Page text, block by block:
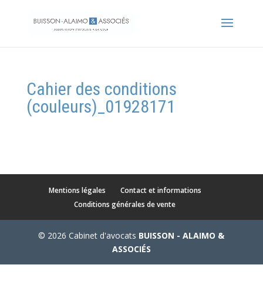
Cahier des conditions
(couleurs)_01928171
Mentions légales
Contact et informations
Conditions générales de vente
© 2026 Cabinet d'avocats BUISSON - ALAIMO &
ASSOCIÉS